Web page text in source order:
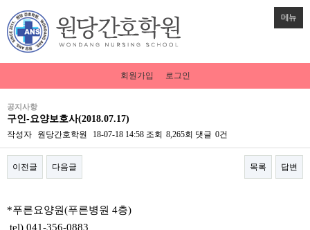
메뉴
회원가입 로그인
공지사항
구인-요양보호사(2018.07.17)
작성자 원당간호학원 18-07-18 14:58 조회 8,265회 댓글 0건
이전글 다음글 목록 답변
*푸른요양원(푸른병원 4층)
tel) 041-356-0883